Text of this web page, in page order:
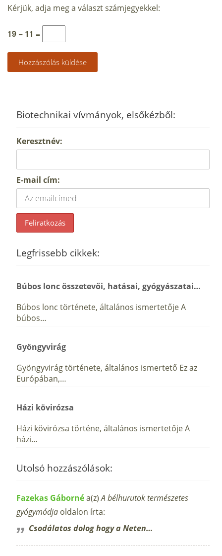
Kérjük, adja meg a választ számjegyekkel:
19 − 11 =
Biotechnikai vívmányok, elsőkézből:
Keresztnév:
E-mail cím:
Legfrissebb cikkek:
Búbos lonc összetevői, hatásai, gyógyászatai…
Búbos lonc története, általános ismertetője A
búbos…
Gyöngyvirág
Gyöngyvirág története, általános ismertető Ez az
Európában,…
Házi kövirózsa
Házi kövirózsa történe, általános ismertetője A
házi…
Utolsó hozzászólások:
Fazekas Gábornéa(z)A bélhurutok természetes
gyógymódja oldalon írta:
Csodálatos dolog hogy a Neten…